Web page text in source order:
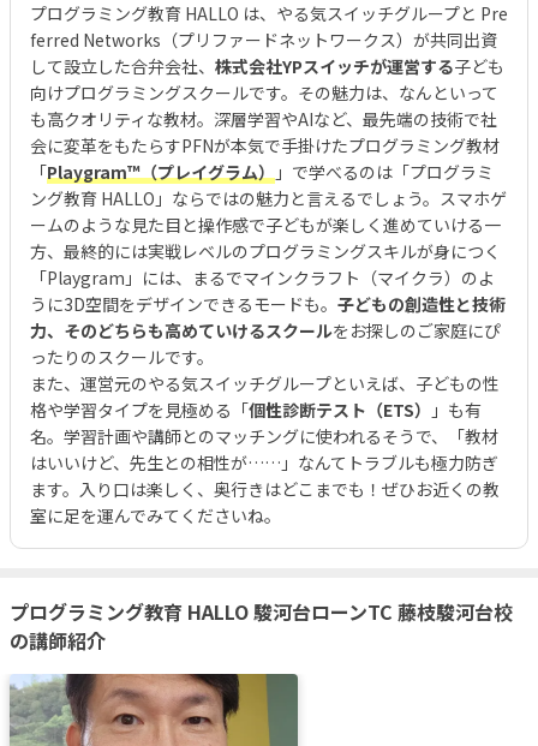
プログラミング教育 HALLO は、やる気スイッチグループと Pre
ferred Networks（プリファードネットワークス）が共同出資
して設立した合弁会社、 株式会社YPスイッチが運営する子ども
向けプログラミングスクールです。その魅力は、なんといって
も高クオリティな教材。深層学習やAIなど、最先端の技術で社
会に変革をもたらすPFNが本気で手掛けたプログラミング教材
「Playgram™（プレイグラム） 」で学べるのは「プログラミ
ング教育 HALLO」ならではの魅力と言えるでしょう。スマホゲ
ームのような見た目と操作感で子どもが楽しく進めていける一
方、最終的には実戦レベルのプログラミングスキルが身につく
「Playgram」には、まるでマインクラフト（マイクラ）のよ
うに3D空間をデザインできるモードも。 子どもの創造性と技術
力、そのどちらも高めていけるスクールをお探しのご家庭にぴ
ったりのスクールです。
また、運営元のやる気スイッチグループといえば、子どもの性
格や学習タイプを見極める「個性診断テスト（ETS）
」も有
名。学習計画や講師とのマッチングに使われるそうで、「教材
はいいけど、先生との相性が……」なんてトラブルも極力防ぎ
ます。入り口は楽しく、奥行きはどこまでも！ぜひお近くの教
室に足を運んでみてくださいね。
プログラミング教育 HALLO 駿河台ローンTC 藤枝駿河台校
の講師紹介